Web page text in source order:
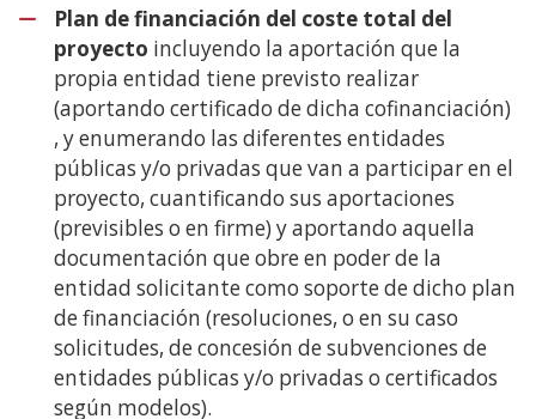
Plan de financiación del coste total del
proyecto incluyendo la aportación que la
propia entidad tiene previsto realizar
(aportando certificado de dicha cofinanciación)
, y enumerando las diferentes entidades
públicas y/o privadas que van a participar en el
proyecto, cuantificando sus aportaciones
(previsibles o en firme) y aportando aquella
documentación que obre en poder de la
entidad solicitante como soporte de dicho plan
de financiación (resoluciones, o en su caso
solicitudes, de concesión de subvenciones de
entidades públicas y/o privadas o certificados
según modelos).